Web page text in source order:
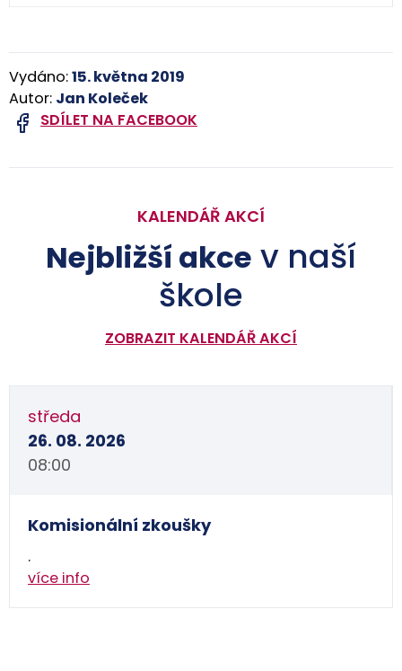
SDÍLET NA FACEBOOK
Vydáno:15. května 2019
Autor: Jan Koleček
KALENDÁŘ AKCÍ
Nejbližší akce v naší
škole
ZOBRAZIT KALENDÁŘ AKCÍ
středa
26. 08. 2026
08:00
Komisionální zkoušky
.
více info